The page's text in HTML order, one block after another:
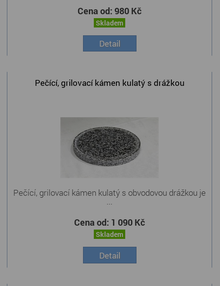
Cena od: 980 Kč
Skladem
Detail
Pečící, grilovací kámen kulatý s drážkou
Pečící, grilovací kámen kulatý s obvodovou drážkou je
...
Cena od: 1 090 Kč
Skladem
Detail